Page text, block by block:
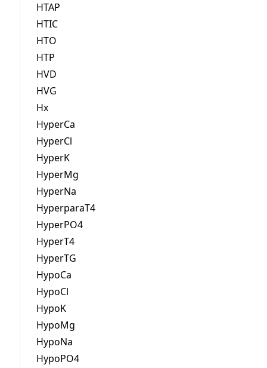
HTAP
HTIC
HTO
HTP
HVD
HVG
Hx
HyperCa
HyperCl
HyperK
HyperMg
HyperNa
HyperparaT4
HyperPO4
HyperT4
HyperTG
HypoCa
HypoCl
HypoK
HypoMg
HypoNa
HypoPO4